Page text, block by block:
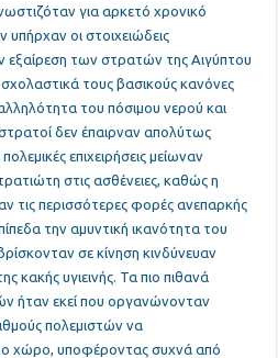
για αρκετό χρονικό
οι στοιχειώδεις
εξαίρεση των στρατών της Αιγύπτου
τους βασικούς κανόνες
του πόσιμου νερού και
δεν έπαιρναν απολύτως
επιχειρήσεις μείωναν
στις ασθένειες, καθώς η
τις περισσότερες φορές ανεπαρκής
την αμυντική ικανότητα του
σε κίνηση κινδύνευαν
κακής υγιεινής. Τα πιο πιθανά
ήταν εκεί που οργανώνονταν
πολεμιστών να
χώρο, υποφέροντας συχνά από